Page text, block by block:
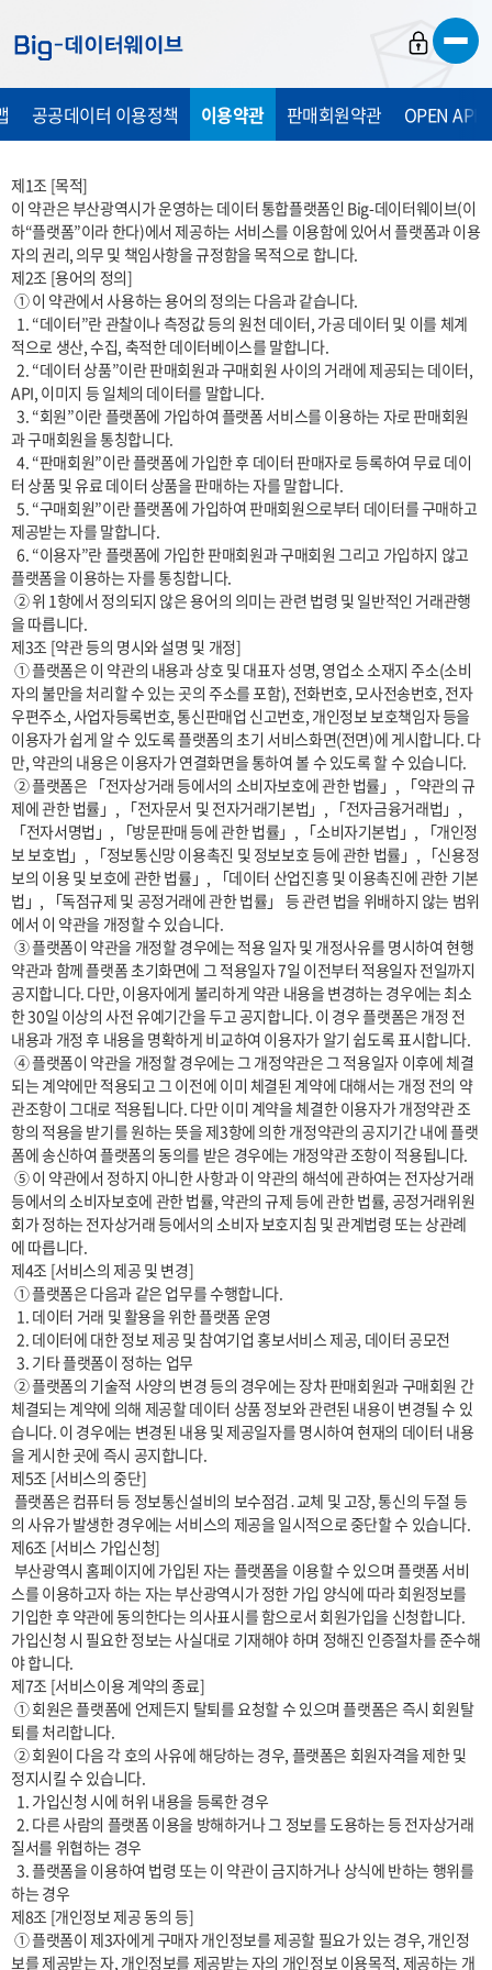
가
기
가
기
가
기
공공데이터 이용정책 이용약관 판매회원약관 OPEN API
제1조 [목적]
이 약관은 부산광역시가 운영하는 데이터 통합플랫폼인 Big-데이터웨이브(이
하“플랫폼”이라 한다)에서 제공하는 서비스를 이용함에 있어서 플랫폼과 이용
자의 권리, 의무 및 책임사항을 규정함을 목적으로 합니다.
제2조 [용어의 정의]
적으로 생산, 수집, 축적한 데이터베이스를 말합니다.
  2. “데이터 상품”이란 판매회원과 구매회원 사이의 거래에 제공되는 데이터,
API, 이미지 등 일체의 데이터를 말합니다.
  3. “회원”이란 플랫폼에 가입하여 플랫폼 서비스를 이용하는 자로 판매회원
과 구매회원을 통칭합니다.
  4. “판매회원”이란 플랫폼에 가입한 후 데이터 판매자로 등록하여 무료 데이
터 상품 및 유료 데이터 상품을 판매하는 자를 말합니다.
  5. “구매회원”이란 플랫폼에 가입하여 판매회원으로부터 데이터를 구매하고
제공받는 자를 말합니다.
  6. “이용자”란 플랫폼에 가입한 판매회원과 구매회원 그리고 가입하지 않고
플랫폼을 이용하는 자를 통칭합니다.
을 따릅니다.
제3조 [약관 등의 명시와 설명 및 개정]
자의 불만을 처리할 수 있는 곳의 주소를 포함), 전화번호, 모사전송번호, 전자
우편주소, 사업자등록번호, 통신판매업 신고번호, 개인정보 보호책임자 등을
이용자가 쉽게 알 수 있도록 플랫폼의 초기 서비스화면(전면)에 게시합니다. 다
만, 약관의 내용은 이용자가 연결화면을 통하여 볼 수 있도록 할 수 있습니다.
제에 관한 법률」, 「전자문서 및 전자거래기본법」, 「전자금융거래법」,
「전자서명법」, 「방문판매 등에 관한 법률」, 「소비자기본법」, 「개인정
보 보호법」, 「정보통신망 이용촉진 및 정보보호 등에 관한 법률」, 「신용정
보의 이용 및 보호에 관한 법률」, 「데이터 산업진흥 및 이용촉진에 관한 기본
법」, 「독점규제 및 공정거래에 관한 법률」 등 관련 법을 위배하지 않는 범위
에서 이 약관을 개정할 수 있습니다.
약관과 함께 플랫폼 초기화면에 그 적용일자 7일 이전부터 적용일자 전일까지
공지합니다. 다만, 이용자에게 불리하게 약관 내용을 변경하는 경우에는 최소
한 30일 이상의 사전 유예기간을 두고 공지합니다. 이 경우 플랫폼은 개정 전
내용과 개정 후 내용을 명확하게 비교하여 이용자가 알기 쉽도록 표시합니다.
되는 계약에만 적용되고 그 이전에 이미 체결된 계약에 대해서는 개정 전의 약
관조항이 그대로 적용됩니다. 다만 이미 계약을 체결한 이용자가 개정약관 조
항의 적용을 받기를 원하는 뜻을 제3항에 의한 개정약관의 공지기간 내에 플랫
폼에 송신하여 플랫폼의 동의를 받은 경우에는 개정약관 조항이 적용됩니다.
등에서의 소비자보호에 관한 법률, 약관의 규제 등에 관한 법률, 공정거래위원
회가 정하는 전자상거래 등에서의 소비자 보호지침 및 관계법령 또는 상관례
에 따릅니다.
제4조 [서비스의 제공 및 변경]
  2. 데이터에 대한 정보 제공 및 참여기업 홍보서비스 제공, 데이터 공모전
  3. 기타 플랫폼이 정하는 업무
체결되는 계약에 의해 제공할 데이터 상품 정보와 관련된 내용이 변경될 수 있
습니다. 이 경우에는 변경된 내용 및 제공일자를 명시하여 현재의 데이터 내용
을 게시한 곳에 즉시 공지합니다.
제5조 [서비스의 중단]
의 사유가 발생한 경우에는 서비스의 제공을 일시적으로 중단할 수 있습니다.
제6조 [서비스 가입신청]
스를 이용하고자 하는 자는 부산광역시가 정한 가입 양식에 따라 회원정보를
기입한 후 약관에 동의한다는 의사표시를 함으로서 회원가입을 신청합니다.
가입신청 시 필요한 정보는 사실대로 기재해야 하며 정해진 인증절차를 준수해
야 합니다.
제7조 [서비스이용 계약의 종료]
퇴를 처리합니다.
정지시킬 수 있습니다.
  2. 다른 사람의 플랫폼 이용을 방해하거나 그 정보를 도용하는 등 전자상거래
질서를 위협하는 경우
  3. 플랫폼을 이용하여 법령 또는 이 약관이 금지하거나 상식에 반하는 행위를
하는 경우
제8조 [개인정보 제공 동의 등]
보를 제공받는 자, 개인정보를 제공받는 자의 개인정보 이용목적, 제공하는 개